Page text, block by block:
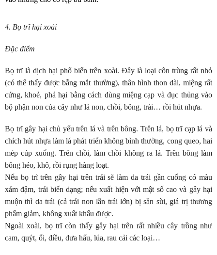
4. Bọ trĩ hại xoài
Đặc điểm
Bọ trĩ là dịch hại phổ biến trên xoài. Đây là loại côn trùng rất nhỏ
(có thể thấy được bằng mắt thường), thân hình thon dài, miệng rất
cứng, khoẻ, phá hại bằng cách dùng miệng cạp và đục thủng vào
bộ phận non của cây như lá non, chồi, bông, trái… rồi hút nhựa.
Bọ trĩ gây hại chủ yếu trên lá và trên bông. Trên lá, bọ trĩ cạp lá và
chích hút nhựa làm lá phát triển không bình thường, cong queo, hai
mép cúp xuống. Trên chồi, làm chồi không ra lá. Trên bông làm
bông héo, khô, rồi rụng hàng loạt.
Nếu bọ trĩ trên gây hại trên trái sẽ làm da trái gần cuống có màu
xám đậm, trái biến dạng; nếu xuất hiện với mật số cao và gây hại
muộn thì da trái (cả trái non lẫn trái lớn) bị sần sùi, giá trị thương
phẩm giảm, không xuất khẩu được.
Ngoài xoài, bọ trĩ còn thấy gây hại trên rất nhiều cây trồng như
cam, quýt, ổi, điều, dưa hấu, lúa, rau cải các loại…